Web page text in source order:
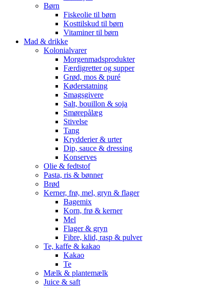
Børn
Fiskeolie til børn
Kosttilskud til børn
Vitaminer til børn
Mad & drikke
Kolonialvarer
Morgenmadsprodukter
Færdigretter og supper
Grød, mos & puré
Køderstatning
Smagsgivere
Salt, bouillon & soja
Smørepålæg
Stivelse
Tang
Krydderier & urter
Dip, sauce & dressing
Konserves
Olie & fedtstof
Pasta, ris & bønner
Brød
Kerner, frø, mel, gryn & flager
Bagemix
Korn, frø & kerner
Mel
Flager & gryn
Fibre, klid, rasp & pulver
Te, kaffe & kakao
Kakao
Te
Mælk & plantemælk
Juice & saft